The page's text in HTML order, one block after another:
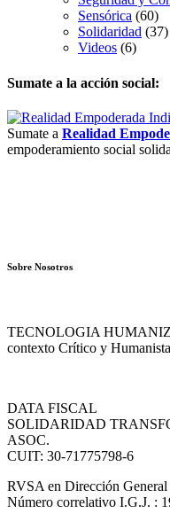
Sensórica (60)
Solidaridad (37)
Videos (6)
Sumate a la acción social:
Sumate a Realidad
empoderamiento social
Sobre Nosotros
TECNOLOGIA
contexto Crítico y
DATA FISCAL
SOLIDARIDAD
ASOC.
CUIT: 30-71775798-6
RVSA en Dirección General
Número correlativo I.G.J. :